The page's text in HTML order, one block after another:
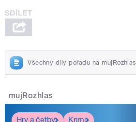
Všechny díly pořadu na mujRozhlas
mujRozhlas
Hry a četby
Krimi